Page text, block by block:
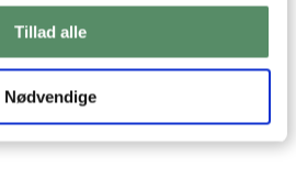
Tillad alle
Nødvendige
Tak for at dele tippet :)